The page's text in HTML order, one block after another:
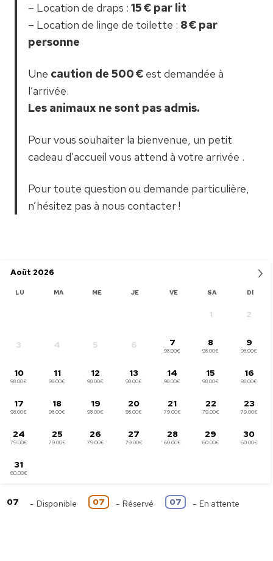
– Location de draps : 15 € par lit
– Location de linge de toilette : 8 € par
personne
Une caution de 500 € est demandée à
l’arrivée.
Les animaux ne sont pas admis.
Pour vous souhaiter la bienvenue, un petit
cadeau d’accueil vous attend à votre arrivée .
Pour toute question ou demande particulière,
n’hésitez pas à nous contacter !
›
Août 2026
LU MA ME JE VE SA DI
1 2
3 4 5 6 7
98.00€
8
98.00€
9
98.00€
10
98.00€
11
98.00€
12
98.00€
13
98.00€
14
98.00€
15
98.00€
16
98.00€
17
98.00€
18
98.00€
19
98.00€
20
98.00€
21
79.00€
22
79.00€
23
79.00€
24
79.00€
25
79.00€
26
79.00€
27
79.00€
28
60.00€
29
60.00€
30
60.00€
31
60.00€
07 - Disponible 07 - Réservé 07 - En attente